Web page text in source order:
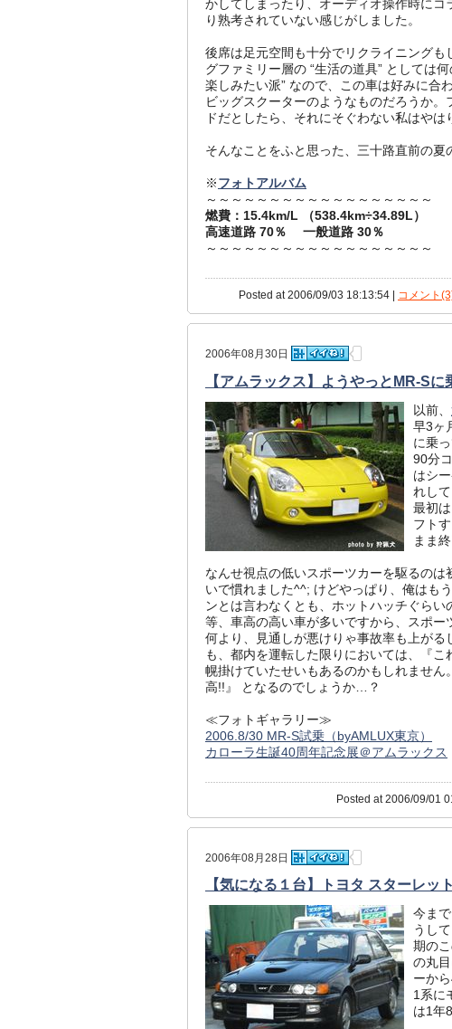
かしてしまったり、オーディオ操作時に
り熟考されていない感じがしました。
後席は足元空間も十分でリクライニング
グファミリー層の “生活の道具” としては
楽しみたい派” なので、この車は好みに合
ビッグスクーターのようなものだろうか
ドだとしたら、それにそぐわない私はや
そんなことをふと思った、三十路直前の夏
※フォトアルバム
～～～～～～～～～～～～～～～～～～
燃費：15.4km/L （538.4km÷34.89L）
高速道路 70％ 一般道路 30％
～～～～～～～～～～～～～～～～～～
Posted at 2006/09/03 18:13:54 | コメント
2006年08月30日
【アムラックス】ようやっとMR-Sに
以前、
早3ヶ
に乗
90分
はシ
れし
最初
フト
まま
なんせ視点の低いスポーツカーを駆るの
いで慣れました^^; けどやっぱり、俺はも
ンとは言わなくとも、ホットハッチぐら
等、車高の高い車が多いですから、スポー
何より、見通しが悪けりゃ事故率も上が
も、都内を運転した限りにおいては、『
幌掛けていたせいもあるのかもしれませ
高!!』 となるのでしょうか…？
≪フォトギャラリー≫
2006.8/30 MR-S試乗（byAMLUX東京）
カローラ生誕40周年記念展＠アムラックス
Posted at 2006/09/01
2006年08月28日
【気になる１台】トヨタ スターレッ
今ま
うし
期の
の丸
ーか
1系に
は1年